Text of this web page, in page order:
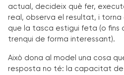
actual, decideix què fer,
real, observa el resultat, i torna
que la tasca estigui feta (o fins
trenqui de forma interessant).
Això dona al model una cosa
resposta no té: la capacitat de